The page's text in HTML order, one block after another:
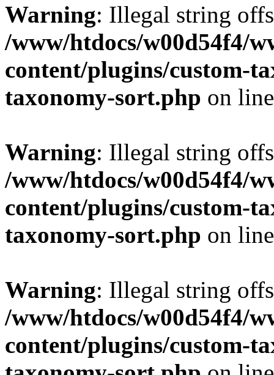
Warning: Illegal string
/www/htdocs/w00d54f4/
content/plugins/custom-
taxonomy-sort.php on
Warning: Illegal string
/www/htdocs/w00d54f4/
content/plugins/custom-
taxonomy-sort.php on
Warning: Illegal string
/www/htdocs/w00d54f4/
content/plugins/custom-